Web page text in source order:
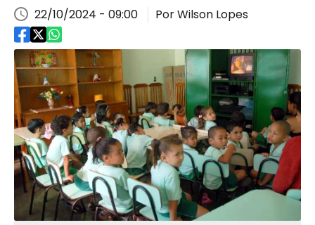
22/10/2024 - 09:00 Por Wilson Lopes